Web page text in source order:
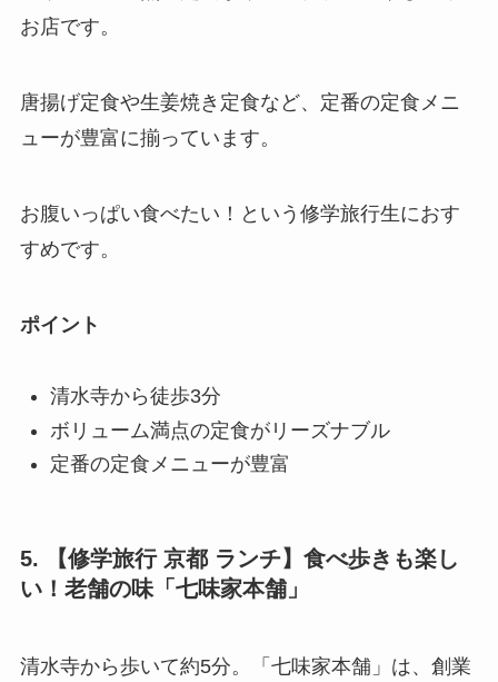
お店です。
唐揚げ定食や生姜焼き定食など、定番の定食メニ
ューが豊富に揃っています。
お腹いっぱい食べたい！という修学旅行生におす
すめです。
ポイント
清水寺から徒歩3分
ボリューム満点の定食がリーズナブル
定番の定食メニューが豊富
5. 【修学旅行 京都 ランチ】食べ歩きも楽し
い！老舗の味「七味家本舗」
清水寺から歩いて約5分。「七味家本舗」は、創業